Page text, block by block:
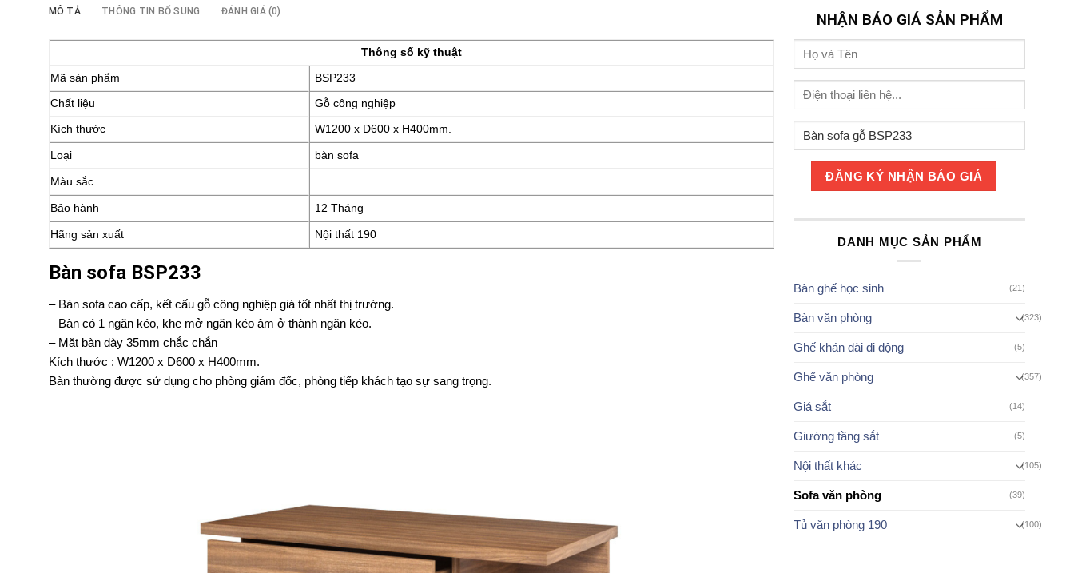
MÔ TẢ THÔNG TIN BỔ SUNG ĐÁNH GIÁ (0)
Thông số kỹ thuật
Mã sản phẩm BSP233
Chất liệu Gỗ công nghiệp
Kích thước W1200 x D600 x H400mm.
Loại bàn sofa
Màu sắc
Bảo hành 12 Tháng
Hãng sản xuất Nội thất 190
Bàn sofa BSP233
– Bàn sofa cao cấp, kết cấu gỗ công nghiệp giá tốt nhất thị trường.
– Bàn có 1 ngăn kéo, khe mở ngăn kéo âm ở thành ngăn kéo.
– Mặt bàn dày 35mm chắc chắn
Kích thước : W1200 x D600 x H400mm.
Bàn thường được sử dụng cho phòng giám đốc, phòng tiếp khách tạo sự sang trọng.
NHẬN BÁO GIÁ SẢN PHẨM
DANH MỤC SẢN PHẨM
Bàn ghế học sinh (21)
Bàn văn phòng (323)
Ghế khán đài di động (5)
Ghế văn phòng (357)
Giá sắt (14)
Giường tầng sắt (5)
Nội thất khác (105)
Sofa văn phòng (39)
Tủ văn phòng 190 (100)